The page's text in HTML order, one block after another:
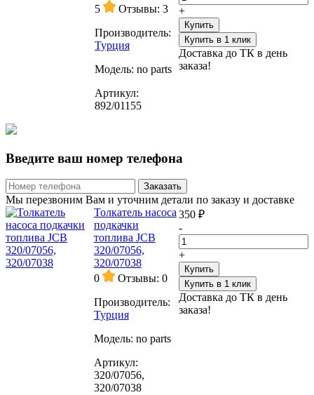
5
Отзывы: 3
Производитель:
Турция
Модель: no parts
Артикул:
892/01155
+
Купить
Купить в 1 клик
Доставка до ТК в день
заказа!
Введите ваш номер телефона
Заказать
Мы перезвоним Вам и уточним детали по заказу и доставке
Толкатель насоса
подкачки
топлива JCB
320/07056,
320/07038
0
Отзывы: 0
Производитель:
Турция
Модель: no parts
Артикул:
320/07056,
320/07038
350 ₽
-
+
Купить
Купить в 1 клик
Доставка до ТК в день
заказа!